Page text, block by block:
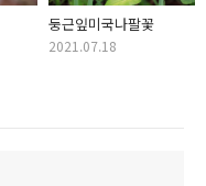
둥근잎미국나팔꽃
2021.07.18